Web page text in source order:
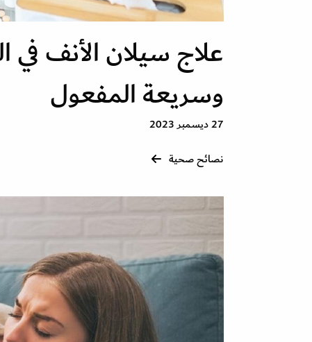
وسريعة المفعول
27 ديسمبر 2023
نصائح صحية